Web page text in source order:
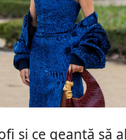
și ce geantă să